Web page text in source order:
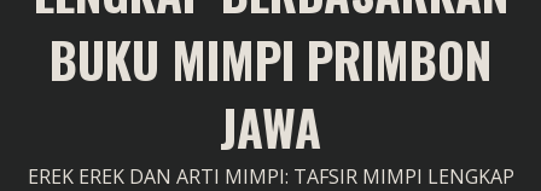
BUKU MIMPI PRIMBON
JAWA
EREK EREK DAN ARTI MIMPI: TAFSIR MIMPI LENGKAP